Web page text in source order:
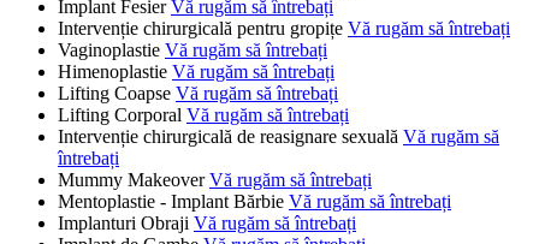
Implant Fesier Vă rugăm să întrebați
Intervenție chirurgicală pentru gropițe Vă rugăm să întrebați
Vaginoplastie Vă rugăm să întrebați
Himenoplastie Vă rugăm să întrebați
Lifting Coapse Vă rugăm să întrebați
Lifting Corporal Vă rugăm să întrebați
Intervenție chirurgicală de reasignare sexuală Vă rugăm să
întrebați
Mummy Makeover Vă rugăm să întrebați
Mentoplastie - Implant Bărbie Vă rugăm să întrebați
Implanturi Obraji Vă rugăm să întrebați